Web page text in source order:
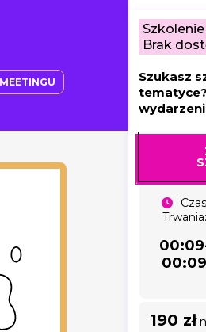
Brak
Szukasz
Czas
Trwania:
00:09
190 zł